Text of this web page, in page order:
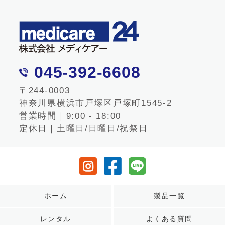
045-392-6608
〒244-0003
神奈川県横浜市戸塚区戸塚町1545-2
営業時間｜9:00 - 18:00
定休日｜土曜日/日曜日/祝祭日
ホーム 製品一覧
レンタル よくある質問